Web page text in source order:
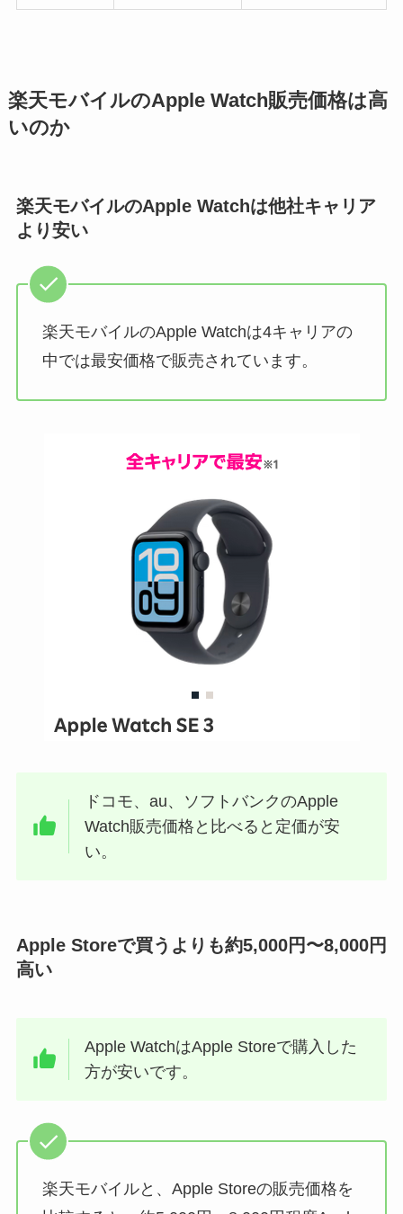
楽天モバイルのApple Watch販売価格は高
いのか
楽天モバイルのApple Watchは他社キャリア
より安い
楽天モバイルのApple Watchは4キャリアの
中では最安価格で販売されています。
ドコモ、au、ソフトバンクのApple
Watch販売価格と比べると定価が安
い。
Apple Storeで買うよりも約5,000円〜8,000円
高い
Apple WatchはApple Storeで購入した
方が安いです。
楽天モバイルと、Apple Storeの販売価格を